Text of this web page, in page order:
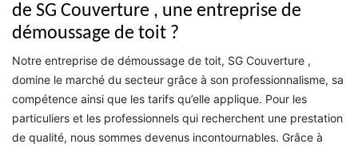
de SG Couverture , une entreprise de
démoussage de toit ?
Notre entreprise de démoussage de toit, SG Couverture ,
domine le marché du secteur grâce à son professionnalisme, sa
compétence ainsi que les tarifs qu’elle applique. Pour les
particuliers et les professionnels qui recherchent une prestation
de qualité, nous sommes devenus incontournables. Grâce à